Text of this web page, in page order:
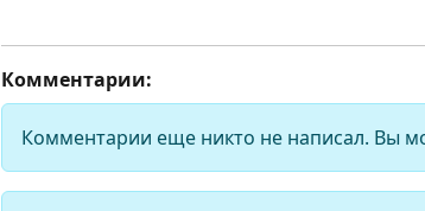
Комментарии:
Комментарии еще никто не написал. Вы